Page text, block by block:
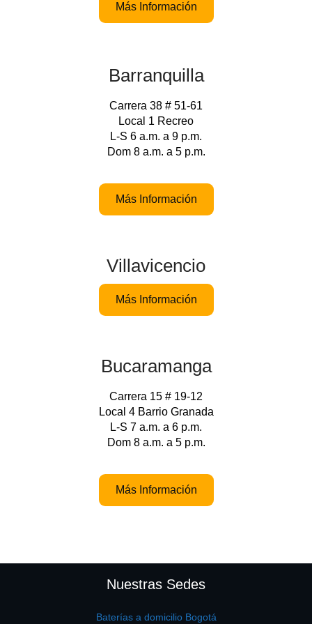
Más Información
Barranquilla
Carrera 38 # 51-61
Local 1 Recreo
L-S 6 a.m. a 9 p.m.
Dom 8 a.m. a 5 p.m.
Más Información
Villavicencio
Más Información
Bucaramanga
Carrera 15 # 19-12
Local 4 Barrio Granada
L-S 7 a.m. a 6 p.m.
Dom 8 a.m. a 5 p.m.
Más Información
Nuestras Sedes
Baterías a domicilio Bogotá